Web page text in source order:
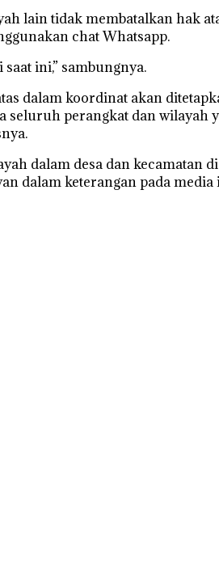
lain tidak membatalkan hak
chat Whatsapp.
ini,” sambungnya.
dalam koordinat akan
seluruh perangkat dan wilayah
dalam desa dan kecamatan
dalam keterangan pada media